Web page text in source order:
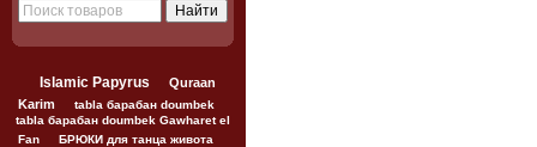
Islamic Papyrus
Quraan
Karim
tabla барабан doumbek
tabla барабан doumbek Gawharet el
Fan
БРЮКИ для танца живота